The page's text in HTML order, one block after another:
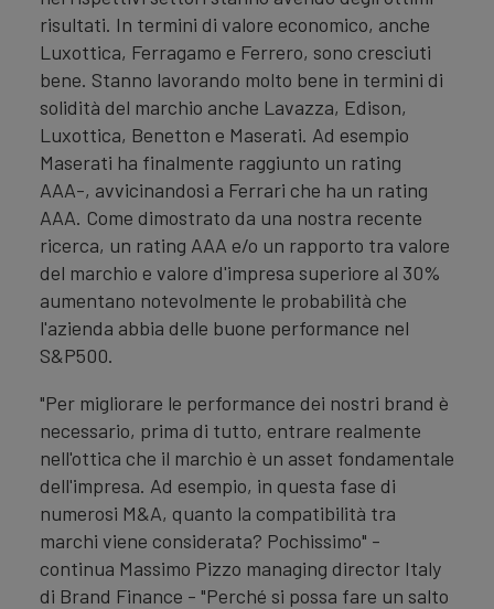
risultati. In termini di valore economico, anche
Luxottica, Ferragamo e Ferrero, sono cresciuti
bene. Stanno lavorando molto bene in termini di
solidità del marchio anche Lavazza, Edison,
Luxottica, Benetton e Maserati. Ad esempio
Maserati ha finalmente raggiunto un rating
AAA-, avvicinandosi a Ferrari che ha un rating
AAA. Come dimostrato da una nostra recente
ricerca, un rating AAA e/o un rapporto tra valore
del marchio e valore d'impresa superiore al 30%
aumentano notevolmente le probabilità che
l'azienda abbia delle buone performance nel
S&P500.
"Per migliorare le performance dei nostri brand è
necessario, prima di tutto, entrare realmente
nell'ottica che il marchio è un asset fondamentale
dell'impresa. Ad esempio, in questa fase di
numerosi M&A, quanto la compatibilità tra
marchi viene considerata? Pochissimo" -
continua Massimo Pizzo managing director Italy
di Brand Finance - "Perché si possa fare un salto